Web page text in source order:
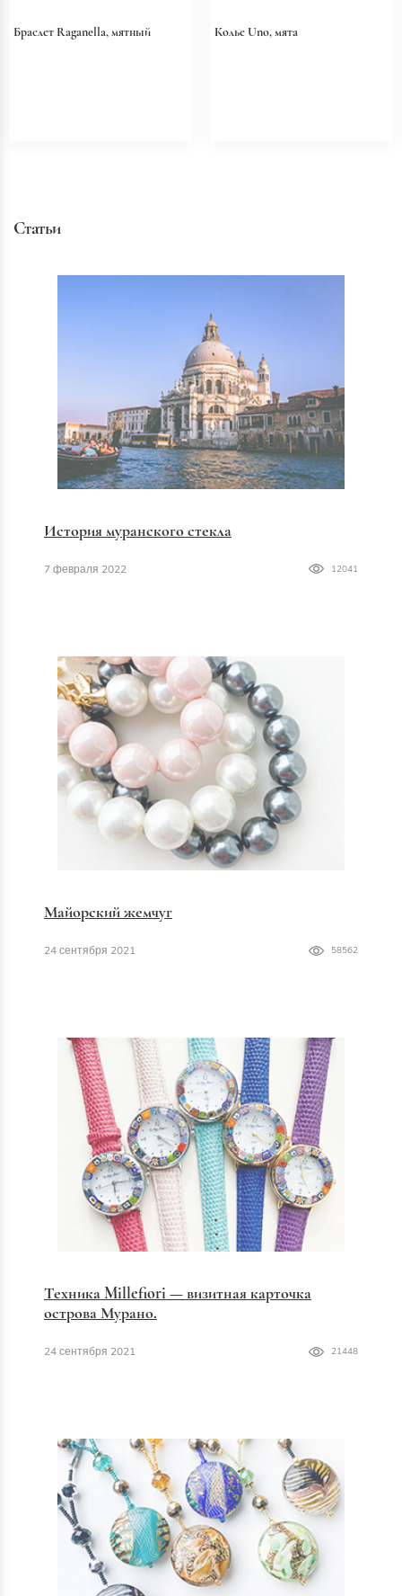
Браслет Raganella, мятный Колье Uno, мята
Статьи
История муранского стекла
7 февраля 2022 12041
Майорский жемчуг
24 сентября 2021 58562
Техника Millefiori — визитная карточка
острова Мурано.
24 сентября 2021 21448